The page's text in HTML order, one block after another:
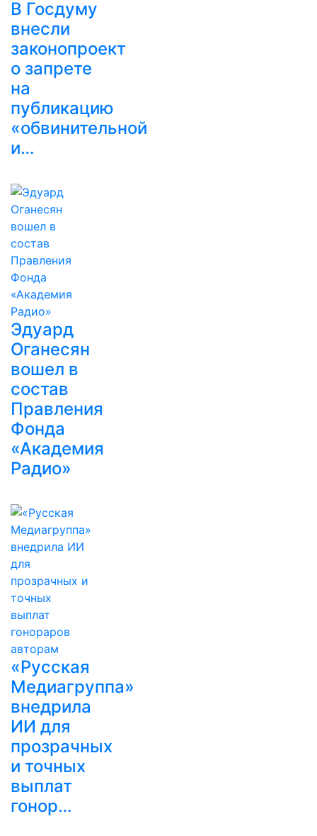
В Госдуму
внесли
законопроект
о запрете
на
публикацию
«обвинительной
и…
Эдуард
Оганесян
вошел в
состав
Правления
Фонда
«Академия
Радио»
«Русская
Медиагруппа»
внедрила
ИИ для
прозрачных
и точных
выплат
гонор…